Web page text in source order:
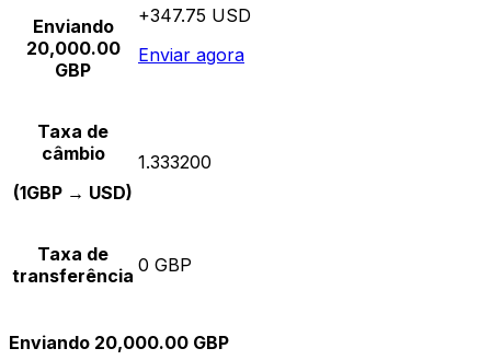
Enviando
20,000.00
GBP
+347.75 USD
Enviar agora
Taxa de
câmbio
(1GBP → USD)
1.333200
Taxa de
transferência 0 GBP
Enviando 20,000.00 GBP